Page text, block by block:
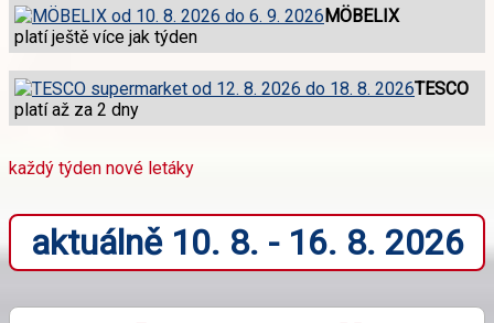
MÖBELIX
platí ještě více jak týden
TESCO
platí až za 2 dny
každý týden nové letáky
aktuálně 10. 8. - 16. 8. 2026